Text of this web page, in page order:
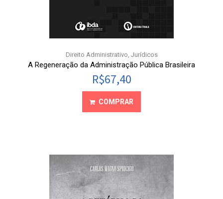
Direito Administrativo, Jurídicos
A Regeneração da Administração Pública Brasileira
R$67,40
COMPRAR